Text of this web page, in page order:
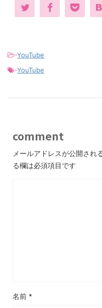
-YouTube
-YouTube
comment
メールアドレスが公開され
る欄は必須項目です
名前 *